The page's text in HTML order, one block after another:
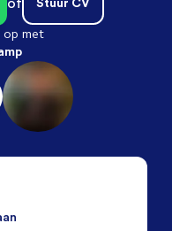
op met